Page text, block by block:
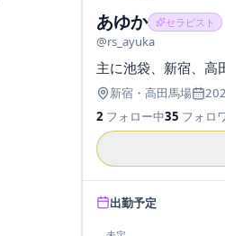
あゆか セラピスト
@rs_ayuka
主に池袋、新宿、高
新宿 ・ 高田馬場
2 フォロー中35 フォロ
出勤予定